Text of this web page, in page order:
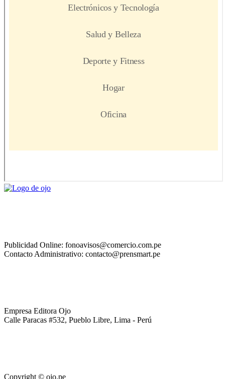
Publicidad Online: fonoavisos@comercio.com.pe
Contacto Administrativo: contacto@prensmart.pe
Empresa Editora Ojo
Calle Paracas #532, Pueblo Libre, Lima - Perú
Copyright © ojo.pe